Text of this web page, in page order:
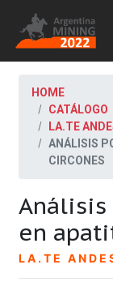
HOME
CATÁLOGO
LA.TE
ANÁLISIS
CIRCONES
Análisis
en
LA.TE